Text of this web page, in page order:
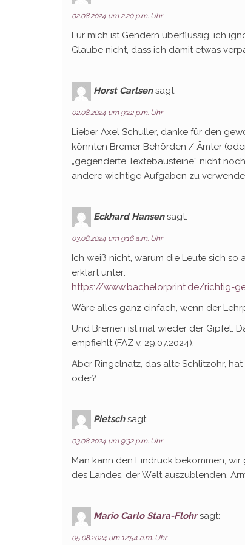
02.08.2024 um 2:20 p.m. Uhr
Für mich ist Gendern überflüssig, ich
Glaube nicht, dass ich damit etwas
Horst Carlsen sagt:
02.08.2024 um 9:22 p.m. Uhr
Lieber Axel Schuller, danke für den
könnten Bremer Behörden / Ämter
„gegenderte Textebausteine“ nicht
andere wichtige Aufgaben zu
Eckhard Hansen sagt:
03.08.2024 um 9:16 a.m. Uhr
Ich weiß nicht, warum die Leute sich
erklärt unter:
https://www.bachelorprint.de/richtig-
Wäre alles ganz einfach, wenn der
Und Bremen ist mal wieder der Gipfel:
empfiehlt (FAZ v. 29.07.2024).
Aber Ringelnatz, das alte Schlitzohr,
oder?
Pietsch sagt:
03.08.2024 um 9:32 p.m. Uhr
Man kann den Eindruck bekommen,
des Landes, der Welt auszublenden.
Mario Carlo Stara-Flohr sagt:
05.08.2024 um 12:54 a.m. Uhr